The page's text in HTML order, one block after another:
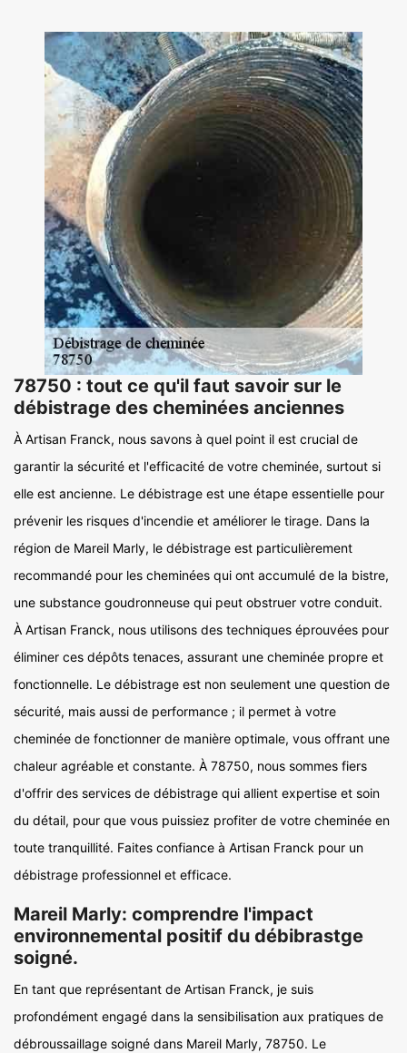
78750 : tout ce qu'il faut savoir sur le
débistrage des cheminées anciennes
À Artisan Franck, nous savons à quel point il est crucial de
garantir la sécurité et l'efficacité de votre cheminée, surtout si
elle est ancienne. Le débistrage est une étape essentielle pour
prévenir les risques d'incendie et améliorer le tirage. Dans la
région de Mareil Marly, le débistrage est particulièrement
recommandé pour les cheminées qui ont accumulé de la bistre,
une substance goudronneuse qui peut obstruer votre conduit.
À Artisan Franck, nous utilisons des techniques éprouvées pour
éliminer ces dépôts tenaces, assurant une cheminée propre et
fonctionnelle. Le débistrage est non seulement une question de
sécurité, mais aussi de performance ; il permet à votre
cheminée de fonctionner de manière optimale, vous offrant une
chaleur agréable et constante. À 78750, nous sommes fiers
d'offrir des services de débistrage qui allient expertise et soin
du détail, pour que vous puissiez profiter de votre cheminée en
toute tranquillité. Faites confiance à Artisan Franck pour un
débistrage professionnel et efficace.
Mareil Marly: comprendre l'impact
environnemental positif du débibrastge
soigné.
En tant que représentant de Artisan Franck, je suis
profondément engagé dans la sensibilisation aux pratiques de
débroussaillage soigné dans Mareil Marly, 78750. Le